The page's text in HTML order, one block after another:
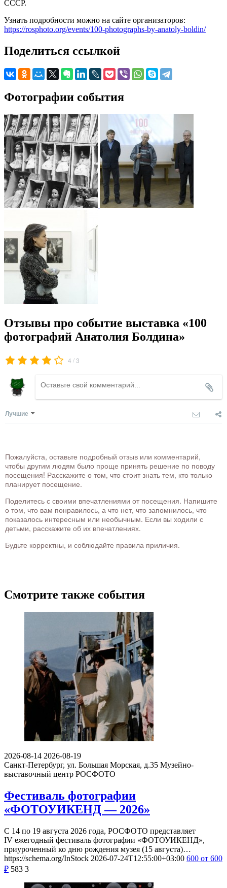
СССР.
Узнать подробности можно на сайте организаторов:
https://rosphoto.org/events/100-photographs-by-anatoly-boldin/
Поделиться ссылкой
Фотографии события
Отзывы про событие выставка «100
фотографий Анатолия Болдина»
4 /3
Лучшие
Пожалуйста, оставьте подробный отзыв или комментарий,
чтобы другим людям было проще принять решение по поводу
посещения! Расскажите о том, что стоит знать тем, кто только
планирует посещение.
Поделитесь с своими впечатлениями от посещения. Напишите
о том, что вам понравилось, а что нет, что запомнилось, что
показалось интересным или необычным. Если вы ходили с
детьми, расскажите об их впечатлениях.
Будьте корректны, и соблюдайте правила приличия.
Смотрите также события
2026-08-14 2026-08-19
Санкт-Петербург, ул. Большая Морская, д.35 Музейно-
выставочный центр РОСФОТО
Фестиваль фотографии
«ФОТОУИКЕНД — 2026»
С 14 по 19 августа 2026 года, РОСФОТО представляет
IV ежегодный фестиваль фотографии «ФОТОУИКЕНД»,
приуроченный ко дню рождения музея (15 августа)…
https://schema.org/InStock 2026-07-24T12:55:00+03:00 600 от 600
₽ 583 3